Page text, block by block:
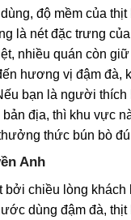
độ mềm của thịt
là nét đặc trưng
nhiều quán còn
hương vị đậm đà,
bạn là người thích
địa, thì khu vực
thức bún bò
Anh
bởi chiều lòng khách
dùng đậm đà, thịt